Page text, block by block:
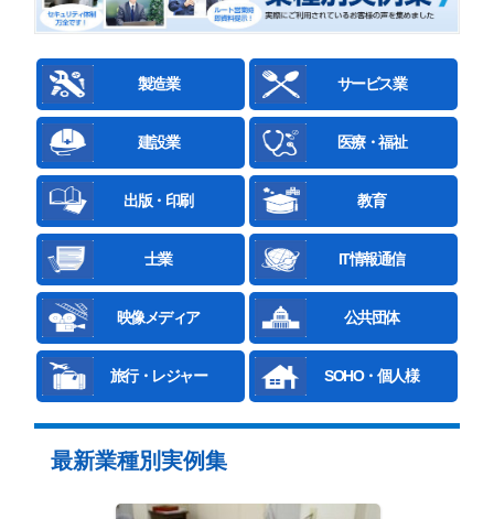
製造業 サービス業
建設業 医療・福祉
出版・印刷 教育
士業 IT情報通信
映像メディア 公共団体
旅行・レジャー SOHO・個人様
最新業種別実例集